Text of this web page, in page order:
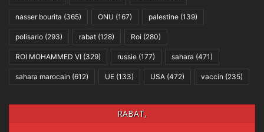
nasser bourita (365) ONU (167) palestine (139)
polisario (293) rabat (128) Roi (280)
ROI MOHAMMED VI (329) russie (177) sahara (471)
sahara marocain (612) UE (133) USA (472) vaccin (235)
RABAT,